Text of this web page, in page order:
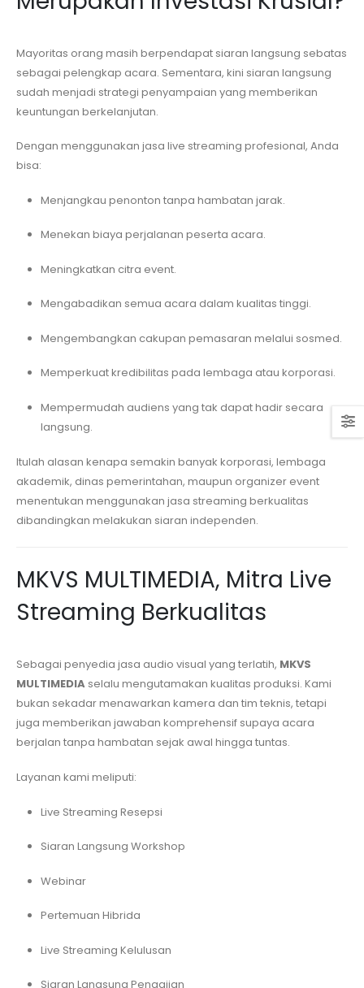
Mayoritas orang masih berpendapat siaran langsung sebatas
sebagai pelengkap acara. Sementara, kini siaran langsung
sudah menjadi strategi penyampaian yang memberikan
keuntungan berkelanjutan.
Dengan menggunakan jasa live streaming profesional, Anda
bisa:
Menjangkau penonton tanpa hambatan jarak.
Menekan biaya perjalanan peserta acara.
Meningkatkan citra event.
Mengabadikan semua acara dalam kualitas tinggi.
Mengembangkan cakupan pemasaran melalui sosmed.
Memperkuat kredibilitas pada lembaga atau korporasi.
Mempermudah audiens yang tak dapat hadir secara
langsung.
Itulah alasan kenapa semakin banyak korporasi, lembaga
akademik, dinas pemerintahan, maupun organizer event
menentukan menggunakan jasa streaming berkualitas
dibandingkan melakukan siaran independen.
MKVS MULTIMEDIA, Mitra Live
Streaming Berkualitas
Sebagai penyedia jasa audio visual yang terlatih, MKVS
MULTIMEDIA selalu mengutamakan kualitas produksi. Kami
bukan sekadar menawarkan kamera dan tim teknis, tetapi
juga memberikan jawaban komprehensif supaya acara
berjalan tanpa hambatan sejak awal hingga tuntas.
Layanan kami meliputi:
Live Streaming Resepsi
Siaran Langsung Workshop
Webinar
Pertemuan Hibrida
Live Streaming Kelulusan
Siaran Langsung Pengajian